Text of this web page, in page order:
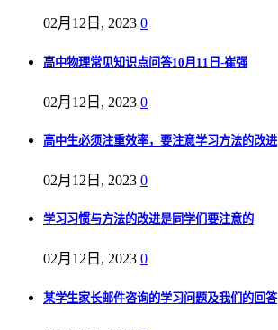
02月12日, 2023 0
高中物理常见知识点问答10月11日-崔强
02月12日, 2023 0
高中生必须注重效率，要注意学习方法的改进
02月12日, 2023 0
学习习惯与方法的改进是同学们要注意的
02月12日, 2023 0
某学生家长邮件咨询的学习问题及我们的回答